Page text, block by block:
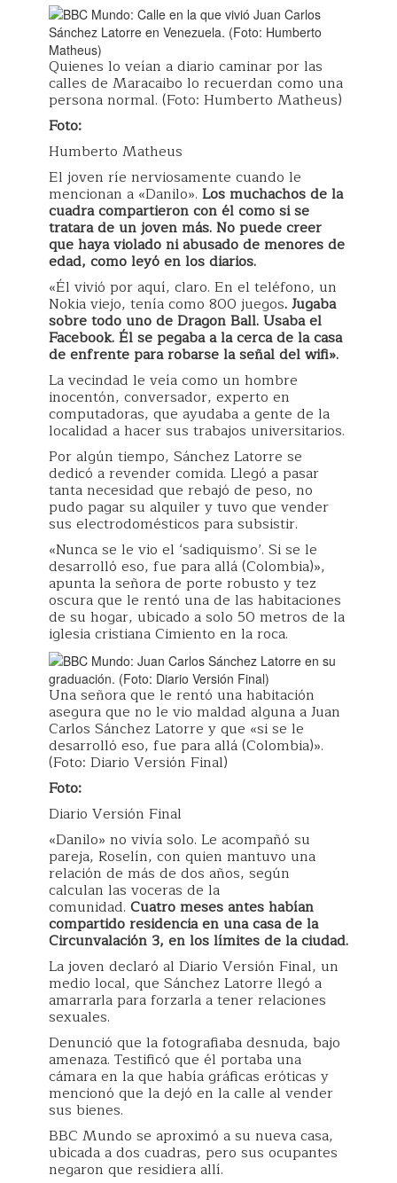
Quienes lo veían a diario caminar por las
calles de Maracaibo lo recuerdan como una
persona normal. (Foto: Humberto Matheus)
Foto:
Humberto Matheus
El joven ríe nerviosamente cuando le
mencionan a «Danilo». Los muchachos de la
cuadra compartieron con él como si se
tratara de un joven más. No puede creer
que haya violado ni abusado de menores de
edad, como leyó en los diarios.
«Él vivió por aquí, claro. En el teléfono, un
Nokia viejo, tenía como 800 juegos. Jugaba
sobre todo uno de Dragon Ball. Usaba el
Facebook. Él se pegaba a la cerca de la casa
de enfrente para robarse la señal del wifi».
La vecindad le veía como un hombre
inocentón, conversador, experto en
computadoras, que ayudaba a gente de la
localidad a hacer sus trabajos universitarios.
Por algún tiempo, Sánchez Latorre se
dedicó a revender comida. Llegó a pasar
tanta necesidad que rebajó de peso, no
pudo pagar su alquiler y tuvo que vender
sus electrodomésticos para subsistir.
«Nunca se le vio el ‘sadiquismo’. Si se le
desarrolló eso, fue para allá (Colombia)»,
apunta la señora de porte robusto y tez
oscura que le rentó una de las habitaciones
de su hogar, ubicado a solo 50 metros de la
iglesia cristiana Cimiento en la roca.
Una señora que le rentó una habitación
asegura que no le vio maldad alguna a Juan
Carlos Sánchez Latorre y que «si se le
desarrolló eso, fue para allá (Colombia)».
(Foto: Diario Versión Final)
Foto:
Diario Versión Final
«Danilo» no vivía solo. Le acompañó su
pareja, Roselín, con quien mantuvo una
relación de más de dos años, según
calculan las voceras de la
comunidad. Cuatro meses antes habían
compartido residencia en una casa de la
Circunvalación 3, en los límites de la ciudad.
La joven declaró al Diario Versión Final, un
medio local, que Sánchez Latorre llegó a
amarrarla para forzarla a tener relaciones
sexuales.
Denunció que la fotografiaba desnuda, bajo
amenaza. Testificó que él portaba una
cámara en la que había gráficas eróticas y
mencionó que la dejó en la calle al vender
sus bienes.
BBC Mundo se aproximó a su nueva casa,
ubicada a dos cuadras, pero sus ocupantes
negaron que residiera allí.